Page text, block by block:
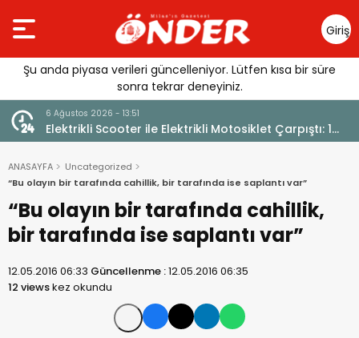
Giriş
Yap
Şu anda piyasa verileri güncelleniyor. Lütfen kısa bir süre
sonra tekrar deneyiniz.
1
6 Ağustos 2026 - 12:17
Güllük’te Alevler Büyümeden Durduruldu
ANASAYFA
Uncategorized
“Bu olayın bir tarafında cahillik, bir tarafında ise saplantı var”
“Bu olayın bir tarafında cahillik,
bir tarafında ise saplantı var”
12.05.2016 06:33 Güncellenme :12.05.2016 06:35
12 viewskez okundu